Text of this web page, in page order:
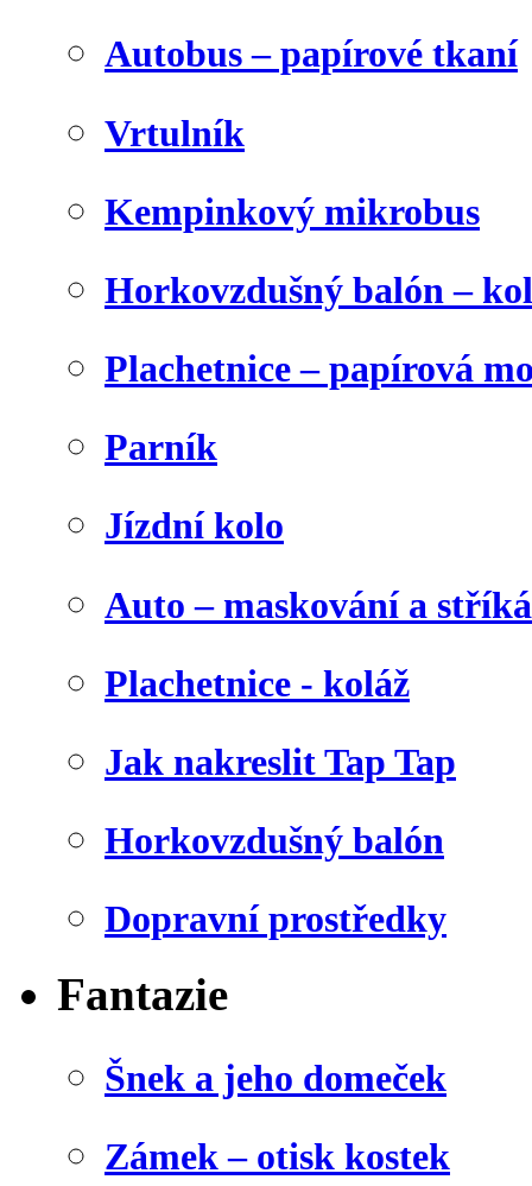
Autobus – papírové tkaní
Vrtulník
Kempinkový mikrobus
Horkovzdušný balón –
Plachetnice – papírová
Parník
Jízdní kolo
Auto – maskování a
Plachetnice - koláž
Jak nakreslit Tap Tap
Horkovzdušný balón
Dopravní prostředky
Fantazie
Šnek a jeho domeček
Zámek – otisk kostek